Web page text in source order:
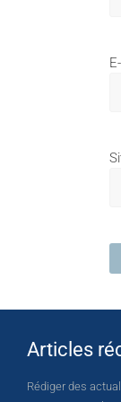
Articles
Rédiger des